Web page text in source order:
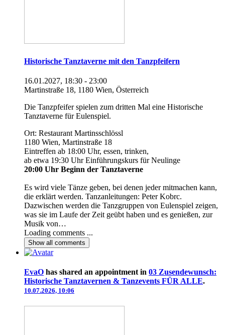
Historische Tanztaverne mit den Tanzpfeifern
16.01.2027, 18:30 - 23:00
Martinstraße 18, 1180 Wien, Österreich
Die Tanzpfeifer spielen zum dritten Mal eine Historische
Tanztaverne für Eulenspiel.
Ort: Restaurant Martinsschlössl
1180 Wien, Martinstraße 18
Eintreffen ab 18:00 Uhr, essen, trinken,
ab etwa 19:30 Uhr Einführungskurs für Neulinge
20:00 Uhr Beginn der Tanztaverne
Es wird viele Tänze geben, bei denen jeder mitmachen kann,
die erklärt werden. Tanzanleitungen: Peter Kobrc.
Dazwischen werden die Tanzgruppen von Eulenspiel zeigen,
was sie im Laufe der Zeit geübt haben und es genießen, zur
Musik von…
Loading comments ...
Show all comments
EvaO has shared an appointment in 03 Zusendewunsch:
Historische Tanztavernen & Tanzevents FÜR ALLE.
10.07.2026, 10:06